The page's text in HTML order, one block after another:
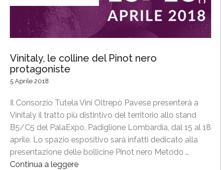
Vinitaly, le colline del Pinot nero
protagoniste
5 Aprile 2018
Il Consorzio Tutela Vini Oltrepò Pavese presenterà a
Vinitaly il tratto più distintivo del territorio allo stand
B5/C5 del PalaExpo, Padiglione Lombardia, dal 15 al 18
aprile. Lo spazio espositivo sarà infatti dedicato alla
presentazione delle bollicine Pinot nero Metodo …
Continua a leggere